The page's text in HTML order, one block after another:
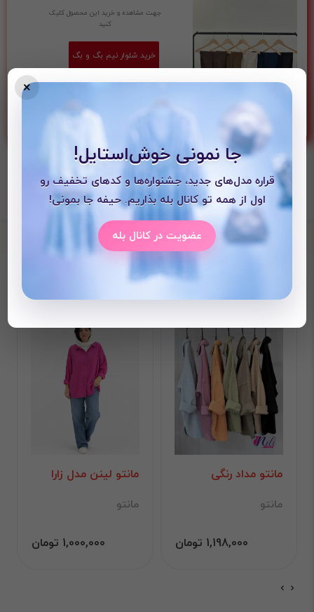
جهت مشاهده و خرید این محصول کلیک
کنید
خرید شلوار نیم بگ و بگ
محصولات دیده شده
مانتو مداد رنگی
مانتو
1,198,000 تومان
مانتو لینن مدل زارا
مانتو
1,000,000 تومان
×
جا نمونی خوش‌استایل!
قراره مدل‌های جدید، جشنواره‌ها و کدهای تخفیف رو
اول از همه تو کانال بله بذاریم. حیفه جا بمونی!
عضویت در کانال بله